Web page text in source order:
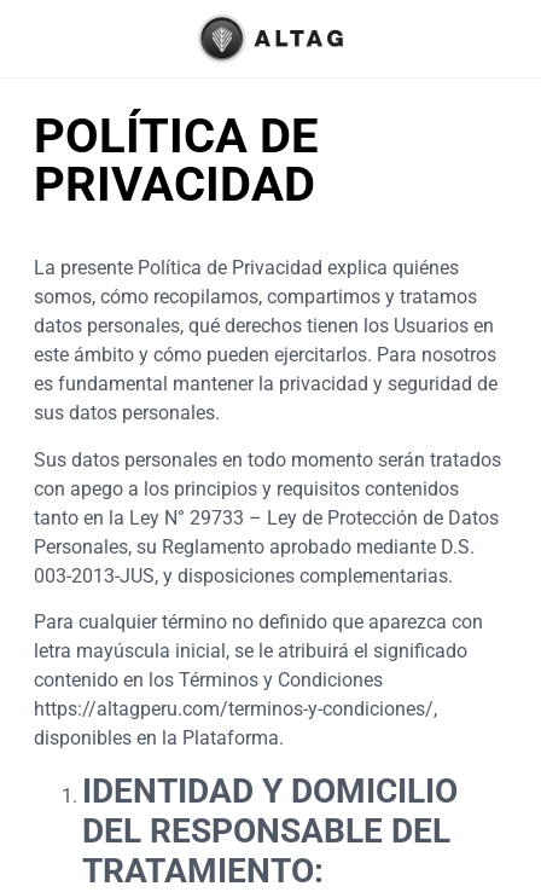
POLÍTICA DE
PRIVACIDAD
La presente Política de Privacidad explica quiénes
somos, cómo recopilamos, compartimos y tratamos
datos personales, qué derechos tienen los Usuarios en
este ámbito y cómo pueden ejercitarlos. Para nosotros
es fundamental mantener la privacidad y seguridad de
sus datos personales.
Sus datos personales en todo momento serán tratados
con apego a los principios y requisitos contenidos
tanto en la Ley N° 29733 – Ley de Protección de Datos
Personales, su Reglamento aprobado mediante D.S.
003-2013-JUS, y disposiciones complementarias.
Para cualquier término no definido que aparezca con
letra mayúscula inicial, se le atribuirá el significado
contenido en los Términos y Condiciones
https://altagperu.com/terminos-y-condiciones/,
disponibles en la Plataforma.
IDENTIDAD Y DOMICILIO
DEL RESPONSABLE DEL
TRATAMIENTO: